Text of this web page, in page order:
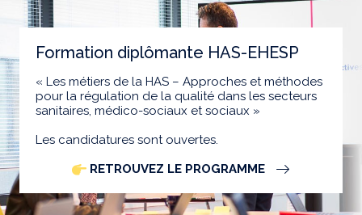
Formation diplômante HAS-EHESP
« Les métiers de la HAS – Approches et méthodes
pour la régulation de la qualité dans les secteurs
sanitaires, médico-sociaux et sociaux »
Les candidatures sont ouvertes.
RETROUVEZ LE PROGRAMME